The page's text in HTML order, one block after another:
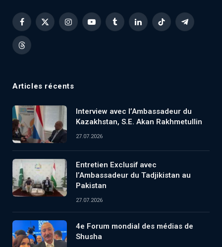
Facebook
X
InstagramYouTubeTumblrLinkedInTikTok Telegram
Threads
Articles récents
Interview avec l’Ambassadeur du
Kazakhstan, S.E. Akan Rakhmetullin
27.07.2026
Entretien Exclusif avec
l’Ambassadeur du Tadjikistan au
Pakistan
27.07.2026
4e Forum mondial des médias de
Shusha